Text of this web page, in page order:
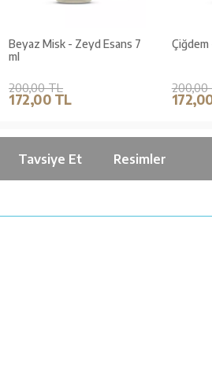
Beyaz Misk - Zeyd Esans 7
200,00 TL
172,00 TL
Çiğdem -
200,00 TL
172,00
Tavsiye Et Resimler